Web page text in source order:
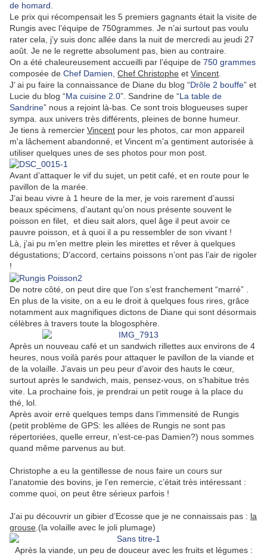
de homard
Le prix qui récompensait les 5 premiers gagnants était la visite de
Rungis avec l’équipe de 750grammes. Je n’ai surtout pas voulu
rater cela, j’y suis donc allée dans la nuit de mercredi au jeudi 27
août. Je ne le regrette absolument pas, bien au contraire.
On a été chaleureusement accueilli par l’équipe de 750 grammes
composée de Chef Damien, Chef Christophe et Vincent
J’ ai pu faire la connaissance de Diane du blog “Drôle 2 bouffe” et
Lucie du blog “Ma cuisine 2.0”. Sandrine de “La table de
Sandrine” nous a rejoint là-bas. Ce sont trois blogueuses super
sympa. aux univers très différents, pleines de bonne humeur.
Je tiens à remercier Vincent pour les photos, car mon appareil
m'a lâchement abandonné, et Vincent m'a gentiment autorisée à
utiliser quelques unes de ses photos pour mon post.
Avant d’attaquer le vif du sujet, un petit café, et en route pour le
pavillon de la marée.
J’ai beau vivre à 1 heure de la mer, je vois rarement d’aussi
beaux spécimens, d’autant qu’on nous présente souvent le
poisson en filet, et dieu sait alors, quel âge il peut avoir ce
pauvre poisson, et à quoi il a pu ressembler de son vivant !
Là, j’ai pu m’en mettre plein les mirettes et rêver à quelques
dégustations; D’accord, certains poissons n’ont pas l’air de rigoler
!
De notre côté, on peut dire que l’on s’est franchement “marré” .
En plus de la visite, on a eu le droit à quelques fous rires, grâce
notamment aux magnifiques dictons de Diane qui sont désormais
célèbres à travers toute la blogosphère.
Après un nouveau café et un sandwich rillettes aux environs de 4
heures, nous voilà parés pour attaquer le pavillon de la viande et
de la volaille. J’avais un peu peur d’avoir des hauts le cœur,
surtout après le sandwich, mais, pensez-vous, on s’habitue très
vite. La prochaine fois, je prendrai un petit rouge à la place du
thé, lol.
Après avoir erré quelques temps dans l’immensité de Rungis
(petit problème de GPS: les allées de Rungis ne sont pas
répertoriées, quelle erreur, n’est-ce-pas Damien?) nous sommes
quand même parvenus au but.
Christophe a eu la gentillesse de nous faire un cours sur
l’anatomie des bovins, je l’en remercie, c’était très intéressant :
comme quoi, on peut être sérieux parfois !
J’ai pu découvrir un gibier d’Ecosse que je ne connaissais pas : la
grouse .(la volaille avec le joli plumage)
Après la viande, un peu de douceur avec les fruits et légumes :